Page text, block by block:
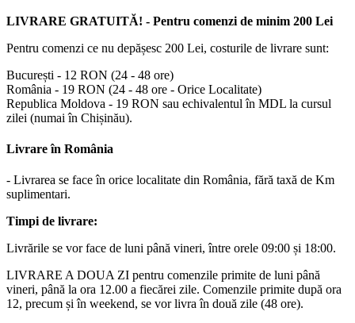
LIVRARE GRATUITĂ! - Pentru comenzi de minim 200 Lei
Pentru comenzi ce nu depășesc 200 Lei, costurile de livrare sunt:
București - 12 RON (24 - 48 ore)
România - 19 RON (24 - 48 ore - Orice Localitate)
Republica Moldova - 19 RON sau echivalentul în MDL la cursul
zilei (numai în Chișinău).
Livrare în România
- Livrarea se face în orice localitate din România, fără taxă de Km
suplimentari.
Timpi de livrare:
Livrările se vor face de luni până vineri, între orele 09:00 și 18:00.
LIVRARE A DOUA ZI pentru comenzile primite de luni până
vineri, până la ora 12.00 a fiecărei zile. Comenzile primite după ora
12, precum și în weekend, se vor livra în două zile (48 ore).